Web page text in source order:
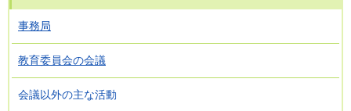
事務局
教育委員会の会議
会議以外の主な活動